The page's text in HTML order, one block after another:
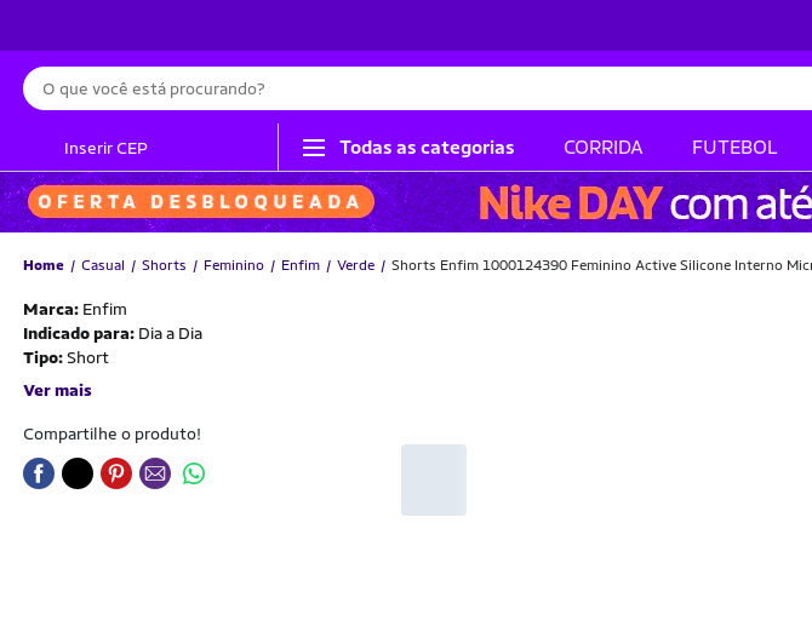
Busca
Inserir CEP Todas as categorias CORRIDA FUTEBOL
Home Casual Shorts Feminino Enfim Verde Shorts Enfim 1000124390 Feminino Active Silicone Interno
Marca: Enfim
Indicado para: Dia a Dia
Tipo:Short
Ver mais
Compartilhe o produto!